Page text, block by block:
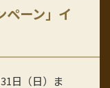
ペーン」イ
日（日）ま